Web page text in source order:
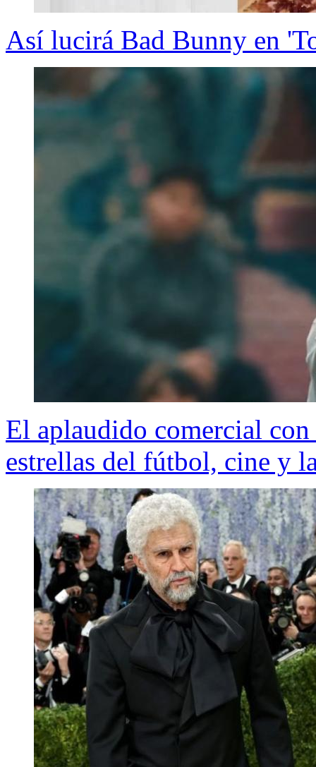
Así lucirá Bad Bunny en
El aplaudido comercial
estrellas del fútbol, cine y